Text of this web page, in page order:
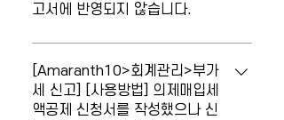
수입금액제외 항목에 반영됩니다. 부가세
산의 금액이 반영되고, 반대로 작은 경우
부가세예수금의 공급가액이 반영됩니다.
고서에 반영되지 않습니다.
[공제받지못할매입세액명세서]의 안분 및
정산금액이 부가세 신고서에 반영되지 않
습니다. [공제받지못할매입세액명세서]를
나중에 작성한 경우 [부가세신고서] 메뉴에
[Amaranth10>회계관리>부가
세 신고] [사용방법] 의제매입세
액공제 신청서를 작성했으나 신